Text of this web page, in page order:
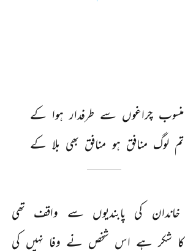
منسوب چراغوں سے طرفدار ہوا کے
تم لوگ منافق ہو منافق بھی بلا کے
خاندان کی پابندیوں سے واقف تھی
کا شکر ہے اس شخص نے وفا نہیں کی